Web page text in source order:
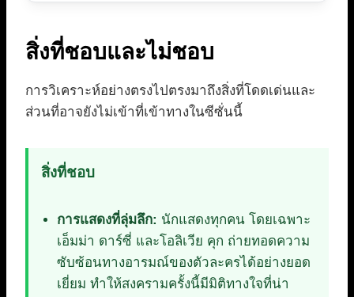
สิ่งที่ชอบและไม่ชอบ
การวิเคราะห์อย่างตรงไปตรงมาถึงสิ่งที่โดดเด่นและ
ส่วนที่อาจยังไม่เข้าที่เข้าทางในซีซั่นนี้
สิ่งที่ชอบ
การแสดงที่ลุ่มลึก: นักแสดงทุกคน โดยเฉพาะ
เอ็มม่า ดาร์ซี่ และโอลิเวีย คุก ถ่ายทอดความ
ซับซ้อนทางอารมณ์ของตัวละครได้อย่างยอด
เยี่ยม ทำให้สงครามครั้งนี้มีมิติทางใจที่น่า